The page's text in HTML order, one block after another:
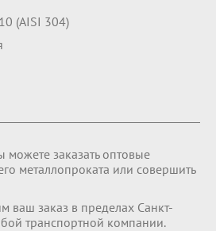
(AISI 304)
можете заказать оптовые
металлопроката или совершить
ваш заказ в пределах Санкт-
транспортной компании.